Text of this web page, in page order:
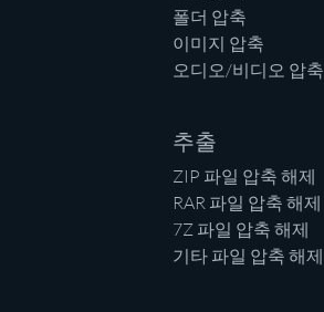
폴더 압축
이미지 압축
오디오/비디오 압축
추출
ZIP 파일 압축 해제
RAR 파일 압축 해제
7Z 파일 압축 해제
기타 파일 압축 해제